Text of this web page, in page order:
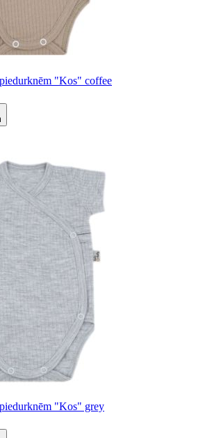
"Kos" coffee
"Kos" grey